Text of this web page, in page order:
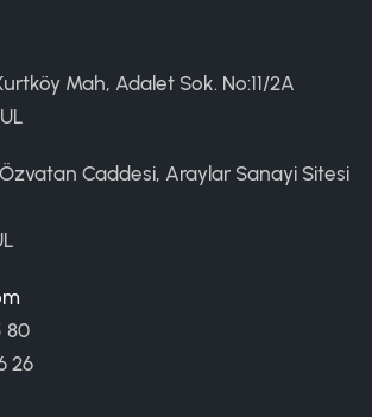
Mah, Adalet Sok. No:11/2A
Özvatan Caddesi, Araylar Sanayi Sitesi
80
26